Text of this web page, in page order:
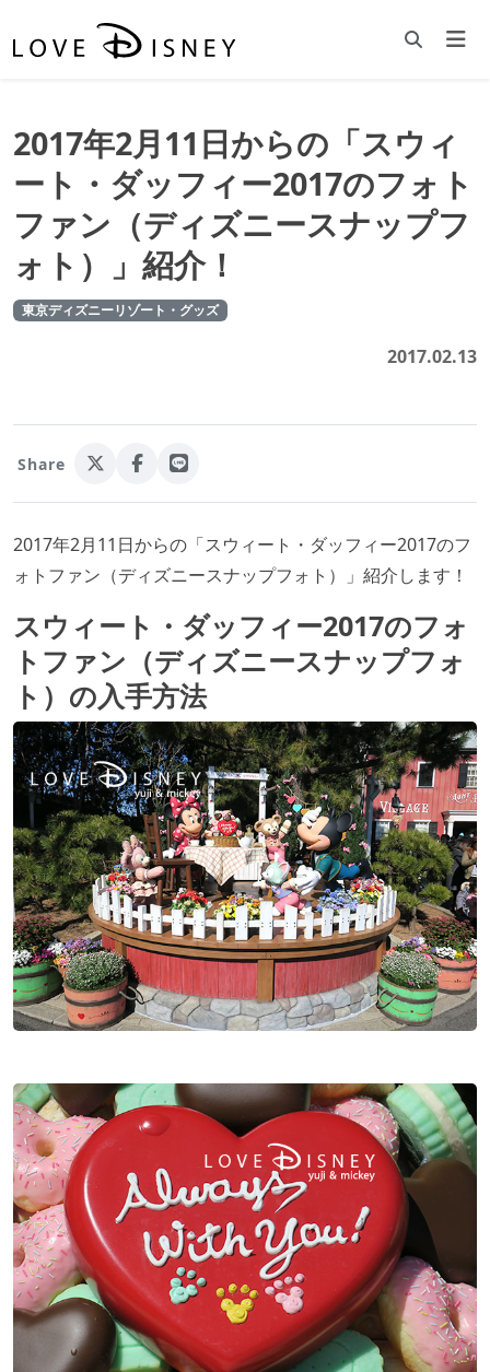
2017年2月11日からの「スウィ
ート・ダッフィー2017のフォト
ファン（ディズニースナップフ
ォト）」紹介！
東京ディズニーリゾート・グッズ
2017.02.13
Share
2017年2月11日からの「スウィート・ダッフィー2017のフ
ォトファン（ディズニースナップフォト）」紹介します！
スウィート・ダッフィー2017のフォ
トファン（ディズニースナップフォ
ト）の入手方法